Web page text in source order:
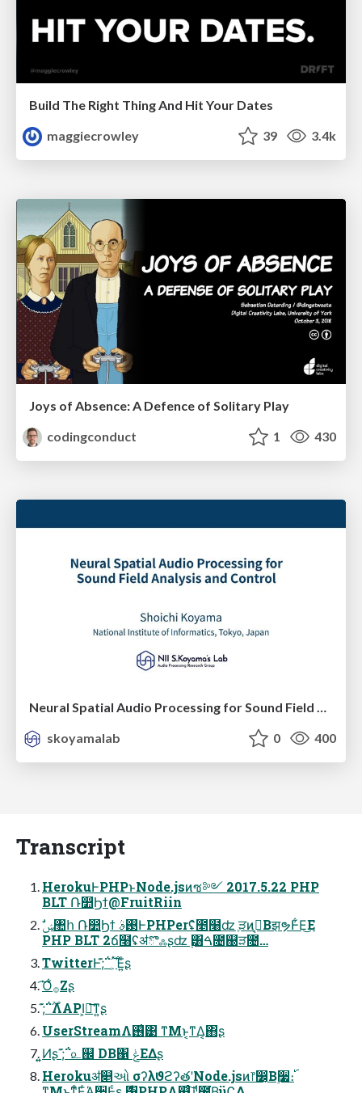
Build The Right Thing And Hit Your Dates
maggiecrowley
39 3.4k
Joys of Absence: A Defence of Solitary Play
codingconduct
1 430
skoyamalab
0 400
Transcript
HerokuͰPHPͱNode.jsͷซ༻ 2017.5.22 PHP
BLT Ռ෺Ϧϯ@FruitRiin
PHP BLT 2ճ໨ʢॳొஃʂʣ ࣮͸ࠓ೔஀ੜ೔…
TwitterͰ;͊΅࣌ؒॱ͕Έ͍ͨʂ
͡Ό͋࡞Ζ͏ʂ
;͊΅࣌ؒΛAPI͕ฦ͞ͳ͍ʂ
UserStreamΛ࢖͑͹ ͳΜͱ͔ͳΔ͔΋ʂ
͍͍Ͷʂ ;͊΅௨஌ DB΁ ݟΕΔʂ
Herokuॳ௅ઓ σʔλϑϩʔతʹNode.jsͷ෦෼͔Β࣮૷։࢝